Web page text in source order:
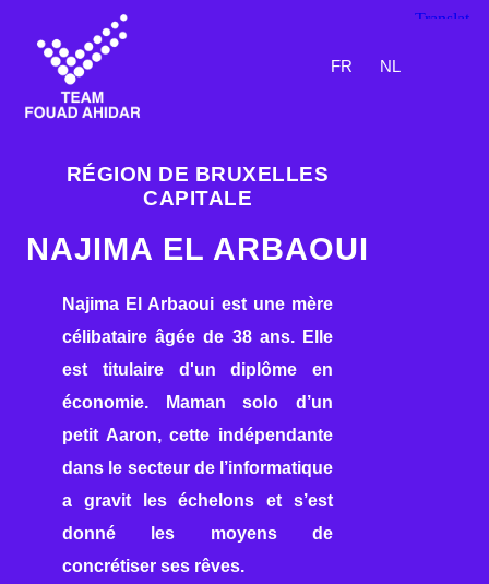
FR NL
RÉGION DE BRUXELLES
CAPITALE
NAJIMA EL ARBAOUI
Najima El Arbaoui est une mère
célibataire âgée de 38 ans. Elle
est titulaire d'un diplôme en
économie. Maman solo d’un
petit Aaron, cette indépendante
dans le secteur de l’informatique
a gravit les échelons et s’est
donné les moyens de
concrétiser ses rêves.